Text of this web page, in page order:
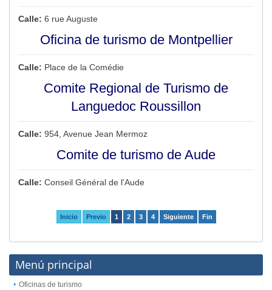
Calle: 6 rue Auguste
Oficina de turismo de Montpellier
Calle: Place de la Comédie
Comite Regional de Turismo de
Languedoc Roussillon
Calle: 954, Avenue Jean Mermoz
Comite de turismo de Aude
Calle: Conseil Général de l'Aude
Inicio Previo 1 2 3 4 Siguiente Fin
Menú principal
Oficinas de turismo